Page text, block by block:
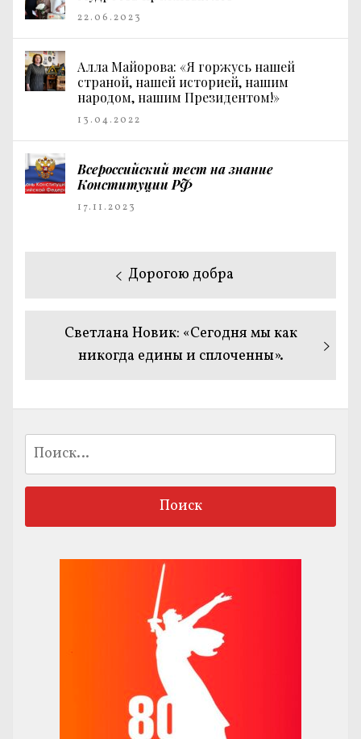
22.06.2023
Алла Майорова: «Я горжусь нашей
страной, нашей историей, нашим
народом, нашим Президентом!»
13.04.2022
Всероссийский тест на знание
Конституции РФ
17.11.2023
Навигация
записям
Предыдущая
Дорогою добра
Следующая
запись:
Светлана Новик: «Сегодня мы как
никогда едины и сплоченны».
Найти: